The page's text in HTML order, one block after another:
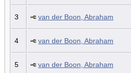
3 van der Boon, Abraham
4 van der Boon, Abraham
5 van der Boon, Abraham